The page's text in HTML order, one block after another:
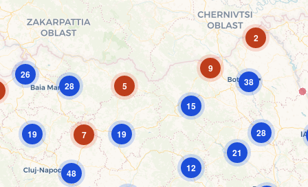
7
2
28
19
5
21
26
28
15
19
9
38
12
48